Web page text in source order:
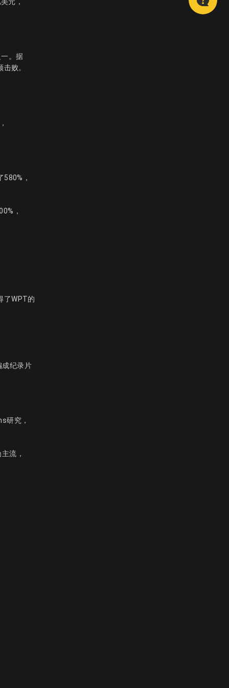
。据
败。
，
，
了WPT的
成纪录片
研究，
流，